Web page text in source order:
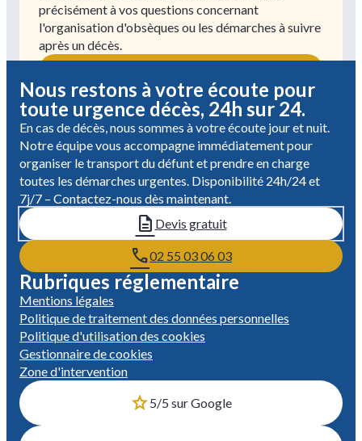
précisément à vos questions concernant
l'organisation d'obsèques ou les démarches à suivre
après un décès.
Nous restons à votre écoute pour
toute urgence décès, 24h sur 24.
En cas de décès, nous sommes à votre écoute jour et nuit.
Notre équipe vous accompagne immédiatement pour
organiser le transport du défunt et prendre en charge
toutes les démarches urgentes. Disponibilité 24h/24 et
7j/7 – Contactez-nous dès maintenant.
Devis gratuit
02 55 03 06 03
Rubriques réglementaire
Mentions légales
Politique de traitement des données personnelles
Politique d'utilisation des cookies
Gestionnaire de cookies
Zone d'intervention
5/5 sur Google